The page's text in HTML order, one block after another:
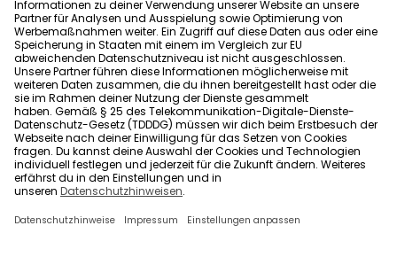
Wohnglück folgen